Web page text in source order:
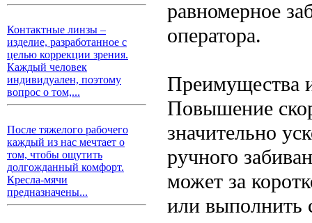
Контактные линзы –
изделие, разработанное с
целью коррекции зрения.
Каждый человек
индивидуален, поэтому
вопрос о том,...
После тяжелого рабочего
каждый из нас мечтает о
том, чтобы ощутить
долгожданный комфорт.
Кресла-мячи
предназначены...
равномерное
оператора.
Преимущества
Повышение
значительно
ручного
может за
или выполнить